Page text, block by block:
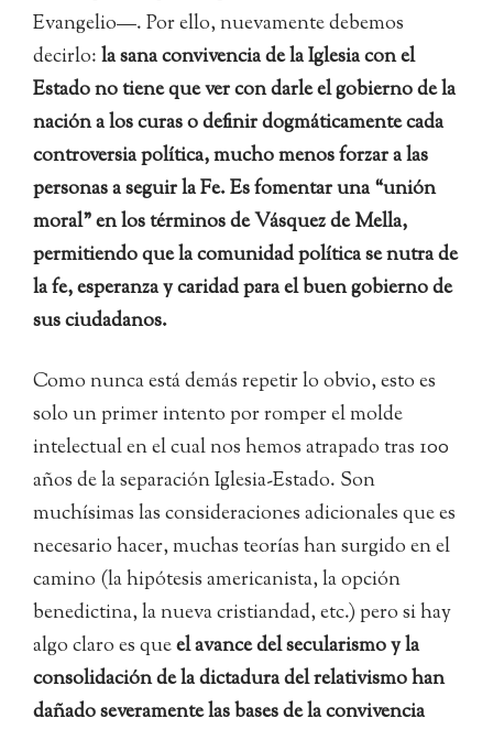
Evangelio—. Por ello, nuevamente debemos
decirlo:la sana convivencia de la Iglesia con el
Estado no tiene que ver con darle el gobierno de la
nación a los curas o definir dogmáticamente cada
controversia política, mucho menos forzar a las
personas a seguir la Fe. Es fomentar una “unión
moral” en los términos de Vásquez de Mella,
permitiendo que la comunidad política se nutra de
la fe, esperanza y caridad para el buen gobierno de
sus ciudadanos.
Como nunca está demás repetir lo obvio, esto es
solo un primer intento por romper el molde
intelectual en el cual nos hemos atrapado tras 100
años de la separación Iglesia-Estado. Son
muchísimas las consideraciones adicionales que es
necesario hacer, muchas teorías han surgido en el
camino (la hipótesis americanista, la opción
benedictina, la nueva cristiandad, etc.) pero si hay
algo claro es queel avance del secularismo y la
consolidación de la dictadura del relativismo han
dañado severamente las bases de la convivencia